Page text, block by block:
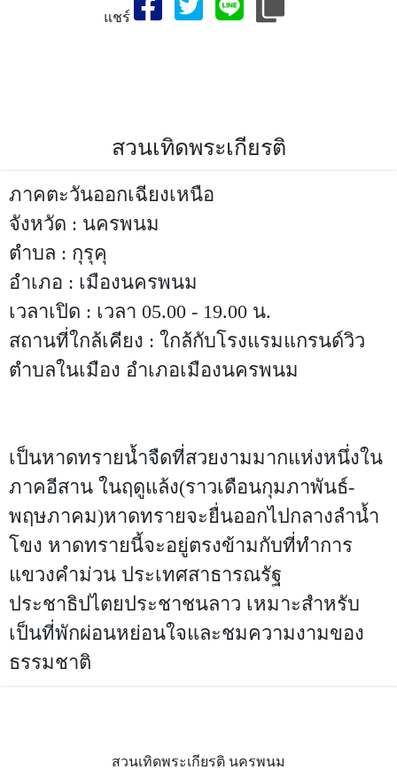
แชร์
สวนเทิดพระเกียรติ
ภาคตะวันออกเฉียงเหนือ
จังหวัด : นครพนม
ตำบล : กุรุคุ
อำเภอ : เมืองนครพนม
เวลาเปิด : เวลา 05.00 - 19.00 น.
สถานที่ใกล้เคียง : ใกล้กับโรงแรมแกรนด์วิว
ตำบลในเมือง อำเภอเมืองนครพนม
เป็นหาดทรายน้ำจืดที่สวยงามมากแห่งหนึ่งใน
ภาคอีสาน ในฤดูแล้ง(ราวเดือนกุมภาพันธ์-
พฤษภาคม)หาดทรายจะยื่นออกไปกลางลำน้ำ
โขง หาดทรายนี้จะอยู่ตรงข้ามกับที่ทำการ
แขวงคำม่วน ประเทศสาธารณรัฐ
ประชาธิปไตยประชาชนลาว เหมาะสำหรับ
เป็นที่พักผ่อนหย่อนใจและชมความงามของ
ธรรมชาติ
สวนเทิดพระเกียรติ นครพนม